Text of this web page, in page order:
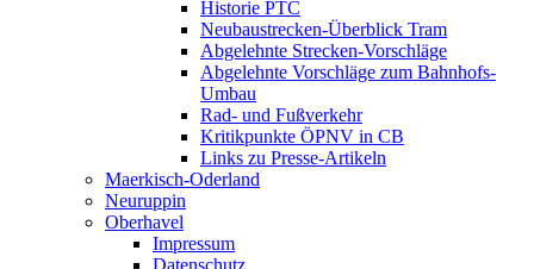
Historie PTC
Neubaustrecken-Überblick Tram
Abgelehnte Strecken-Vorschläge
Abgelehnte Vorschläge zum Bahnhofs-
Umbau
Rad- und Fußverkehr
Kritikpunkte ÖPNV in CB
Links zu Presse-Artikeln
Maerkisch-Oderland
Neuruppin
Oberhavel
Impressum
Datenschutz